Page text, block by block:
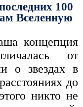
100
Вселенную
концепция
от
о звездах в
до
никто не